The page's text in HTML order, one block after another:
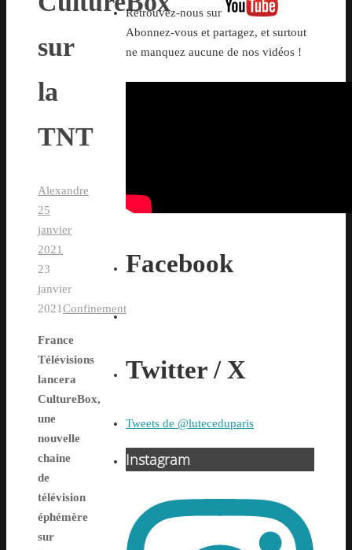
sur
la
TNT
Alexandre
25
janvier
2021
23
janvier
2021Confinement
France
Télévisions
lancera
CultureBox,
une
nouvelle
chaine
de
télévision
éphémère
sur
Retrouvez-nous sur
Abonnez-vous et partagez, et surtout
ne manquez aucune de nos vidéos !
Facebook
Twitter / X
Tweets de @luteceduparis
Instagram